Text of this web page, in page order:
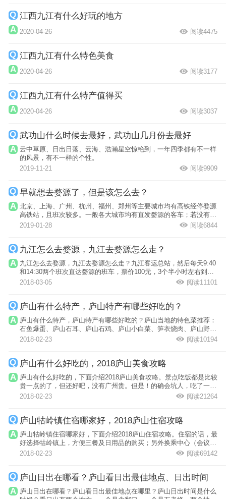
江西九江有什么好玩的地方
2020-04-26 阅读4475
江西九江有什么特色美食
2020-04-26 阅读3177
江西九江有什么特产值得买
2020-04-26 阅读3037
武功山什么时候去最好，武功山几月份去最好
云中草原、日出日落、云海、浩瀚星空惊艳到，一年四季都有不一样
的风景，有不一样的个性。
2019-11-21
阅读9909
早就想去婺源了，但是该怎么去？
北京、上海、广州、杭州、福州、郑州等主要城市均有高铁经停婺源
高铁站，且班次较多。一般各大城市均有直发婺源的客车；若没有，
可经南昌、...
2019-01-28 阅读6844
九江怎么去婺源，九江去婺源怎么走？
九江怎么去婺源，九江去婺源怎么走？九江客运总站，然后每天9:40
和14:30两个班次直达婺源的班车，票价100元，3个半小时左右到婺
源。九江到...
2018-03-05 阅读11101
庐山有什么特产，庐山特产有哪些好吃的？
庐山有什么特产，庐山特产有哪些好吃的？庐山当地的特色菜推荐：
石鱼爆蛋、庐山石耳、庐山石鸡、庐山小白菜、笋衣烧肉、庐山野芹
菜。石鸡不...
2018-02-23 阅读10194
庐山有什么好吃的，2018庐山美食攻略
庐山有什么好吃的，下面介绍2018庐山美食攻略。景点吃饭都是比较
贵一点的了，但还好吧，没有广州贵。但是！的确会坑人，吃了一个
野菜！49元...
2018-02-23 阅读21264
庐山牯岭镇住宿哪家好，2018庐山住宿攻略
庐山牯岭镇住宿哪家好，下面介绍2018庐山住宿攻略。住宿的话，最
好选择牯岭镇上，方便三餐及日用品的购买；另外换乘中心（会议中
心站）附近...
2018-02-23 阅读69142
庐山日出在哪看？庐山看日出最佳地点、日出时间
庐山日出在哪看？庐山看日出最佳地点在哪里？庐山日出时间是什么